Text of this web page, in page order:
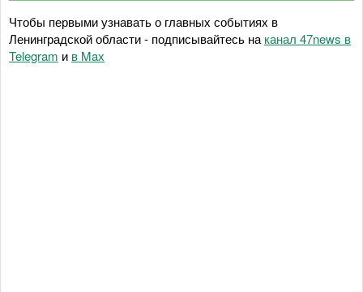
Чтобы первыми узнавать о главных событиях в
Ленинградской области - подписывайтесь на канал 47news в
Telegram и в Maх